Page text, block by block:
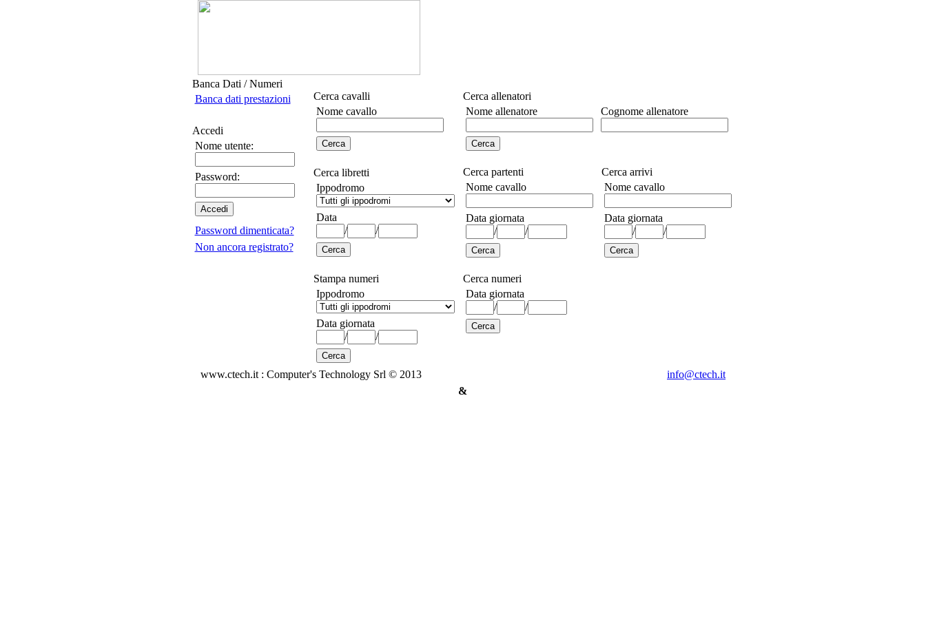
Banca Dati / Numeri
Banca dati prestazioni
Accedi
Nome utente:
Password:
Password dimenticata?
Non ancora registrato?
Cerca cavalli
Nome cavallo
Cerca allenatori
Nome allenatore
Cognome allenatore
Cerca libretti
Ippodromo
Data
/
/
Cerca partenti
Nome cavallo
Data giornata
/
/
Cerca arrivi
Nome cavallo
Data giornata
/
/
Stampa numeri
Ippodromo
Data giornata
/
/
Cerca numeri
Data giornata
/
/
www.ctech.it : Computer's Technology Srl © 2013
info@ctech.it
&